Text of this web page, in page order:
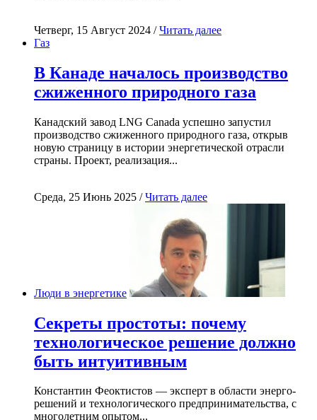
Четверг, 15 Август 2024 /Читать далее
Газ
В Канаде началось производство
сжиженного природного газа
Канадский завод LNG Canada успешно запустил
производство сжиженного природного газа, открыв
новую страницу в истории энергетической отрасли
страны. Проект, реализация...
Среда, 25 Июнь 2025 /Читать далее
Люди в энергетике
Секреты простоты: почему
технологическое решение должно
быть интуитивным
Константин Феоктистов — эксперт в области энерго-
решений и технологического предпринимательства, с
многолетним опытом...